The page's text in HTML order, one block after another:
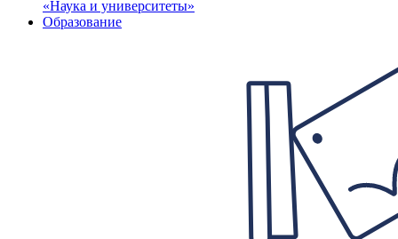
«Наука и университеты»
Образование